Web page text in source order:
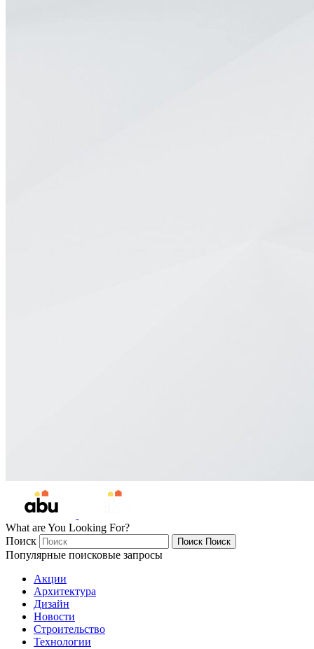
What are You Looking For?
Поиск
Поиск Поиск
Популярные поисковые запросы
Акции
Архитектура
Дизайн
Новости
Строительство
Технологии